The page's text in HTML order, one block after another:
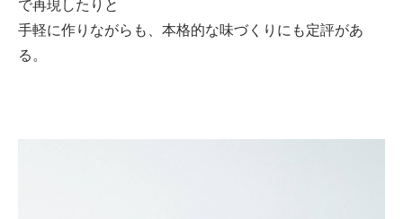
で再現したりと
手軽に作りながらも、本格的な味づくりにも定評があ
る。